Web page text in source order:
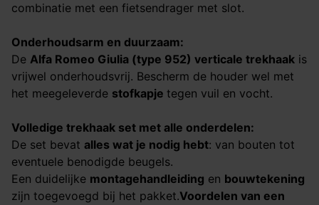
combinatie met een fietsendrager met slot.
Onderhoudsarm en duurzaam:
De Alfa Romeo Giulia (type 952) verticale trekhaak is
vrijwel onderhoudsvrij. Bescherm de houder wel met
het meegeleverde stofkapje tegen vuil en vocht.
Volledige trekhaak set met alle onderdelen:
De set bevat alles wat je nodig hebt: van bouten tot
eventuele benodigde beugels.
Een duidelijke montagehandleiding en bouwtekening
zijn toegevoegd bij het pakket.Voordelen van een